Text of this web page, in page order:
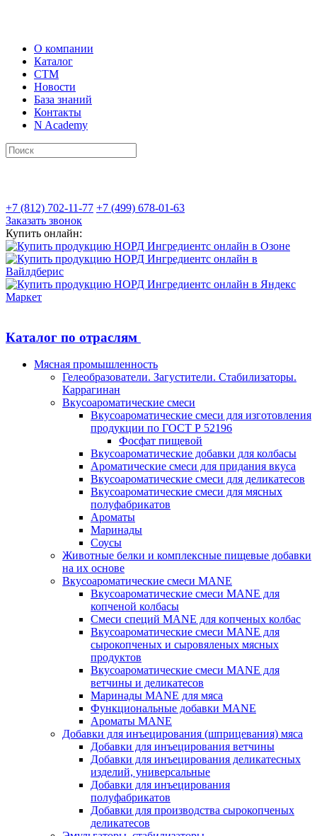
О компании
Каталог
СТМ
Новости
База знаний
Контакты
N Academy
+7 (812) 702-11-77 +7 (499) 678-01-63
Заказать звонок
Купить онлайн:
Каталог по отраслям
Мясная промышленность
Гелеобразователи. Загустители. Стабилизаторы.
Каррагинан
Вкусоароматические смеси
Вкусоароматические смеси для изготовления
продукции по ГОСТ Р 52196
Фосфат пищевой
Вкусоароматические добавки для колбасы
Ароматические смеси для придания вкуса
Вкусоароматические смеси для деликатесов
Вкусоароматические смеси для мясных
полуфабрикатов
Ароматы
Маринады
Соусы
Животные белки и комплексные пищевые добавки
на их основе
Вкусоароматические смеси MANE
Вкусоароматические смеси MANE для
копченой колбасы
Смеси специй MANE для копченых колбас
Вкусоароматические смеси MANE для
сырокопченых и сыровяленых мясных
продуктов
Вкусоароматические смеси MANE для
ветчины и деликатесов
Маринады MANE для мяса
Функциональные добавки MANE
Ароматы MANE
Добавки для инъецирования (шприцевания) мяса
Добавки для инъецирования ветчины
Добавки для инъецирования деликатесных
изделий, универсальные
Добавки для инъецирования
полуфабрикатов
Добавки для производства сырокопченых
деликатесов